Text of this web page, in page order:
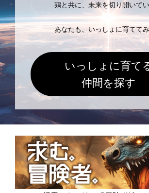
鶏と共に、未来を切り開いてい
あなたも、いっしょに育てて
いっしょに育て
仲間を探す